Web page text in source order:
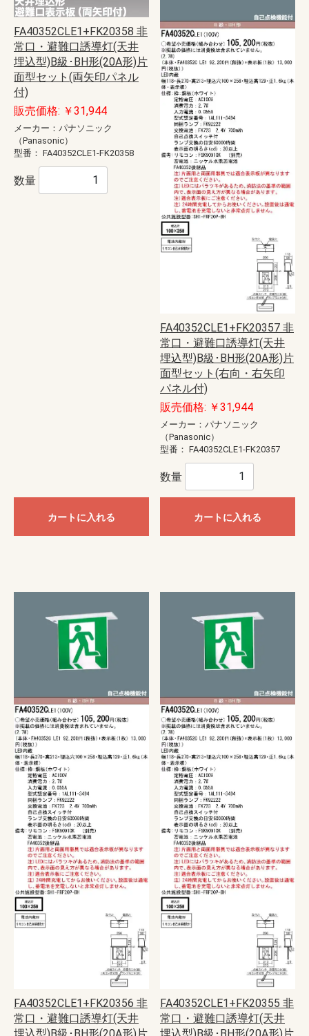
FA40352CLE1+FK20358 非
常口・避難口誘導灯(天井
埋込型)B級･BH形(20A形)片
面型セット(両矢印パネル
付)
販売価格: ￥31,944
メーカー：パナソニック
（Panasonic）
型番： FA40352CLE1-FK20358
数量
カートに入れる
FA40352CLE1+FK20357 非
常口・避難口誘導灯(天井
埋込型)B級･BH形(20A形)片
面型セット(右向・右矢印
パネル付)
販売価格: ￥31,944
メーカー：パナソニック
（Panasonic）
型番： FA40352CLE1-FK20357
数量
カートに入れる
FA40352CLE1+FK20356 非
常口・避難口誘導灯(天井
FA40352CLE1+FK20355 非
常口・避難口誘導灯(天井